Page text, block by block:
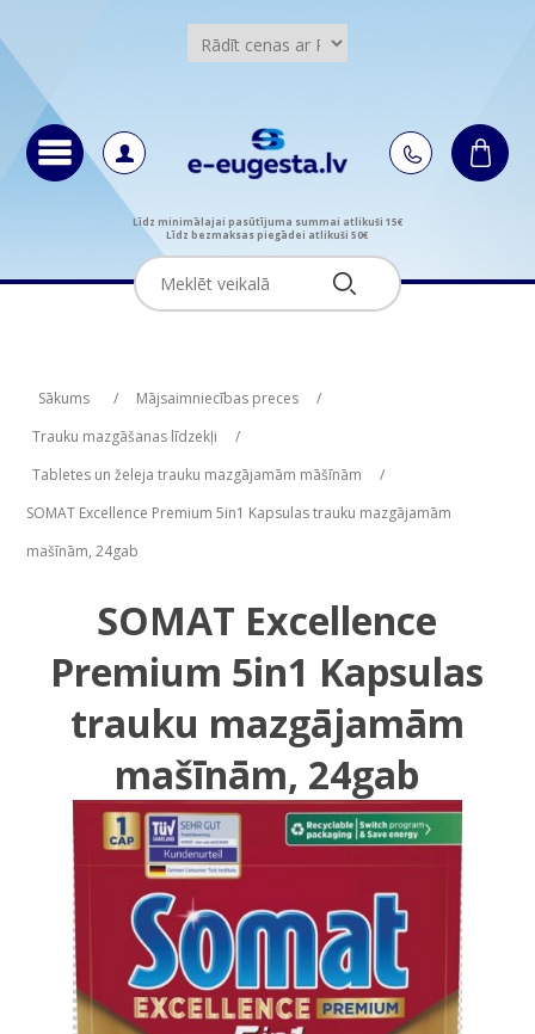
Līdz minimālajai pasūtījuma summai atlikuši 15€
Līdz bezmaksas piegādei atlikuši 50€
Sākums / Mājsaimniecības preces
/
Trauku mazgāšanas līdzekļi
/
Tabletes un želeja trauku mazgājamām māšīnām
/
SOMAT Excellence Premium 5in1 Kapsulas trauku mazgājamām
mašīnām, 24gab
SOMAT Excellence
Premium 5in1 Kapsulas
trauku mazgājamām
mašīnām, 24gab